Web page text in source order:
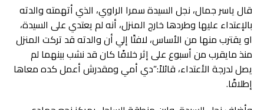
قال ياسر جمال، نجل السيدة سمرا الراوي، الذي أتهمته والدته
بالإعتداء عليها وطردها خارج المنزل، أنه لم يعتدي على السيدة،
او يقترب منها من الأساس، لافتًا إلي أن والدته قد تركت المنزل
منذ مايقرب من أسبوع على إثر خلافًا كان قد نشب بينهما لم
يصل لدرجة الأعتداء، قائلاً:”دي أمي ومقدرش أعمل كده معاها
إطلاقًا.